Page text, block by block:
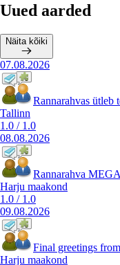
Uued aarded
Näita kõiki
07.08.2026
Rannarahvas ütleb
Tallinn
1.0 / 1.0
08.08.2026
Rannarahva
Harju maakond
1.0 / 1.0
09.08.2026
Final greetings
Harju maakond